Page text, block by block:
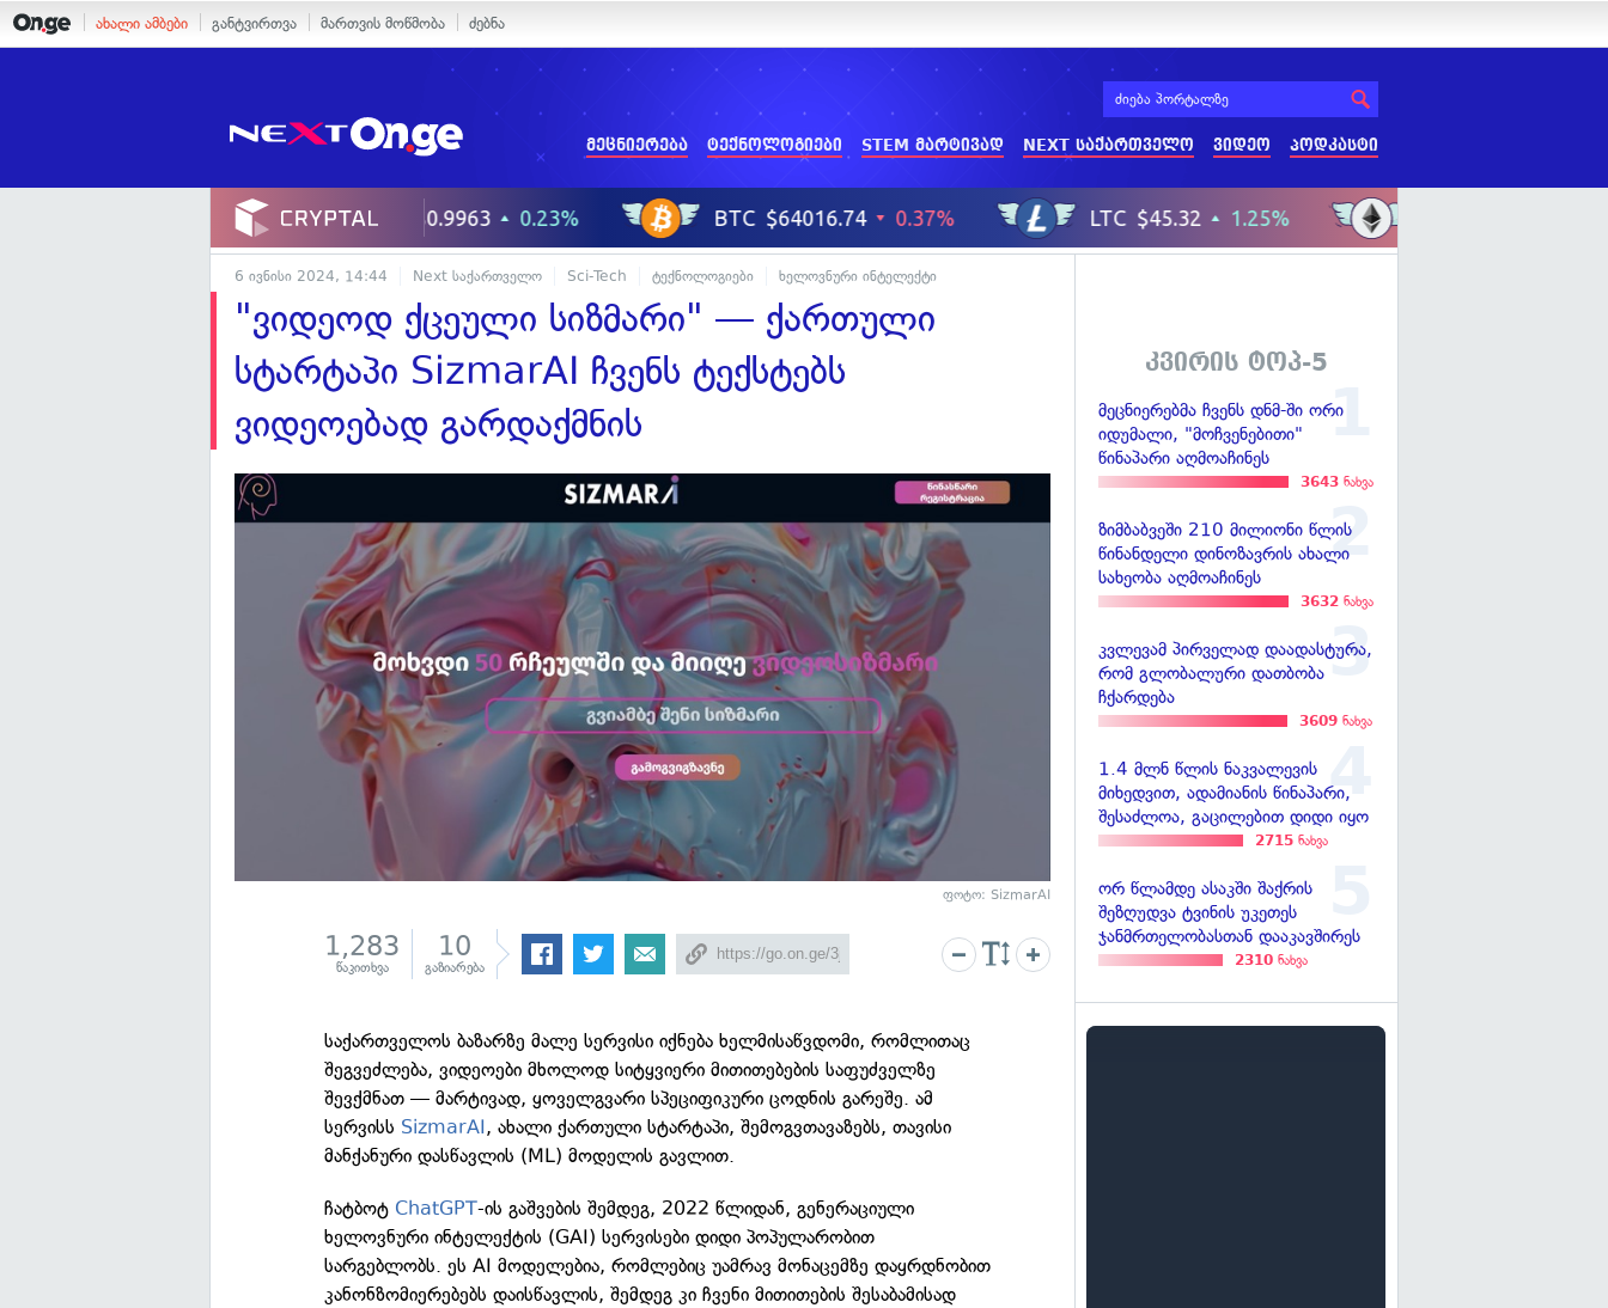
ახალი ამბები განტვირთვა მართვის მოწმობა ძებნა
მეცნიერება ტექნოლოგიები STEM მარტივად NEXT საქართველო ვიდეო პოდკასტი
6 ივნისი 2024, 14:44 Next საქართველო Sci-Tech ტექნოლოგიები ხელოვნური ინტელექტი
"ვიდეოდ ქცეული სიზმარი" — ქართული
სტარტაპი SizmarAI ჩვენს ტექსტებს
ვიდეოებად გარდაქმნის
ფოტო: SizmarAI
1,283
წაკითხვა
10
გაზიარება
საქართველოს ბაზარზე მალე სერვისი იქნება ხელმისაწვდომი, რომლითაც
შეგვეძლება, ვიდეოები მხოლოდ სიტყვიერი მითითებების საფუძველზე
შევქმნათ — მარტივად, ყოველგვარი სპეციფიკური ცოდნის გარეშე. ამ
სერვისს SizmarAI, ახალი ქართული სტარტაპი, შემოგვთავაზებს, თავისი
მანქანური დასწავლის (ML) მოდელის გავლით.
ჩატბოტ ChatGPT-ის გაშვების შემდეგ, 2022 წლიდან, გენერაციული
ხელოვნური ინტელექტის (GAI) სერვისები დიდი პოპულარობით
სარგებლობს. ეს AI მოდელებია, რომლებიც უამრავ მონაცემზე დაყრდნობით
კანონზომიერებებს დაისწავლის, შემდეგ კი ჩვენი მითითების შესაბამისად
კვირის ტოპ-5
მეცნიერებმა ჩვენს დნმ-ში ორი
იდუმალი, "მოჩვენებითი"
წინაპარი აღმოაჩინეს
3643 ნახვა
ზიმბაბვეში 210 მილიონი წლის
წინანდელი დინოზავრის ახალი
სახეობა აღმოაჩინეს
3632 ნახვა
კვლევამ პირველად დაადასტურა,
რომ გლობალური დათბობა
ჩქარდება
3609 ნახვა
1.4 მლნ წლის ნაკვალევის
მიხედვით, ადამიანის წინაპარი,
შესაძლოა, გაცილებით დიდი იყო
2715 ნახვა
ორ წლამდე ასაკში შაქრის
შეზღუდვა ტვინის უკეთეს
ჯანმრთელობასთან დააკავშირეს
2310 ნახვა